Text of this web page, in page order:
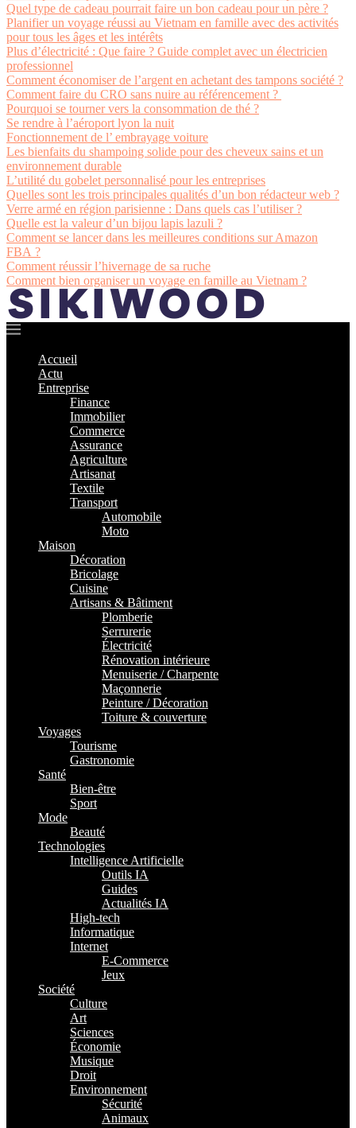
Quel type de cadeau pourrait faire un bon cadeau pour un père ?
Planifier un voyage réussi au Vietnam en famille avec des activités
pour tous les âges et les intérêts
Plus d’électricité : Que faire ? Guide complet avec un électricien
professionnel
Comment économiser de l’argent en achetant des tampons société ?
Comment faire du CRO sans nuire au référencement ?
Pourquoi se tourner vers la consommation de thé ?
Se rendre à l’aéroport lyon la nuit
Fonctionnement de l’ embrayage voiture
Les bienfaits du shampoing solide pour des cheveux sains et un
environnement durable
L’utilité du gobelet personnalisé pour les entreprises
Quelles sont les trois principales qualités d’un bon rédacteur web ?
Verre armé en région parisienne : Dans quels cas l’utiliser ?
Quelle est la valeur d’un bijou lapis lazuli ?
Comment se lancer dans les meilleures conditions sur Amazon
FBA ?
Comment réussir l’hivernage de sa ruche
Comment bien organiser un voyage en famille au Vietnam ?
Accueil
Actu
Entreprise
Finance
Immobilier
Commerce
Assurance
Agriculture
Artisanat
Textile
Transport
Automobile
Moto
Maison
Décoration
Bricolage
Cuisine
Artisans & Bâtiment
Plomberie
Serrurerie
Électricité
Rénovation intérieure
Menuiserie / Charpente
Maçonnerie
Peinture / Décoration
Toiture & couverture
Voyages
Tourisme
Gastronomie
Santé
Bien-être
Sport
Mode
Beauté
Technologies
Intelligence Artificielle
Outils IA
Guides
Actualités IA
High-tech
Informatique
Internet
E-Commerce
Jeux
Société
Culture
Art
Sciences
Économie
Musique
Droit
Environnement
Sécurité
Animaux